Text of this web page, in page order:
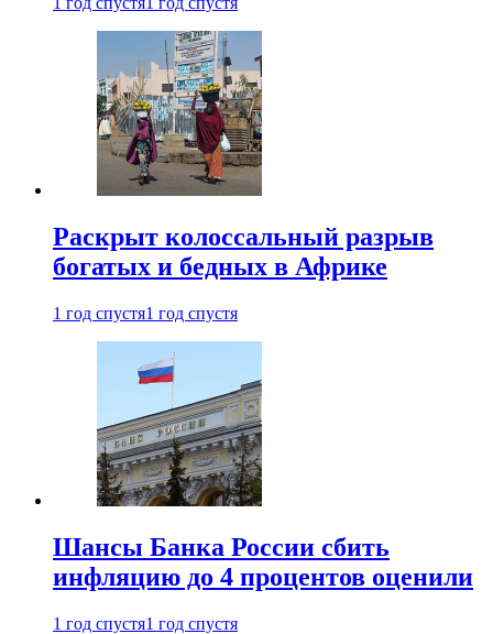
Раскрыт колоссальный разрыв
богатых и бедных в Африке
1 год спустя1 год спустя
Шансы Банка России сбить
инфляцию до 4 процентов оценили
1 год спустя1 год спустя